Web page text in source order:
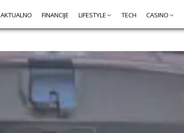
AKTUALNO FINANCIJE LIFESTYLE TECH CASINO